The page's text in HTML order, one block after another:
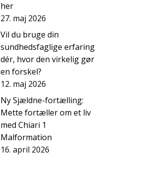
her
27. maj 2026
Vil du bruge din
sundhedsfaglige erfaring
dér, hvor den virkelig gør
en forskel?
12. maj 2026
Ny Sjældne-fortælling:
Mette fortæller om et liv
med Chiari 1
Malformation
16. april 2026